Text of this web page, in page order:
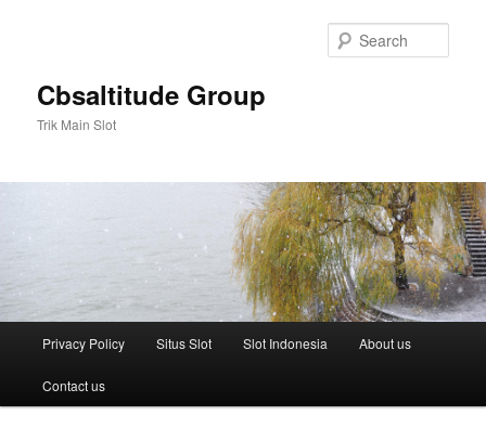
Cbsaltitude Group
Trik Main Slot
Privacy Policy Situs Slot Slot Indonesia About us
Contact us